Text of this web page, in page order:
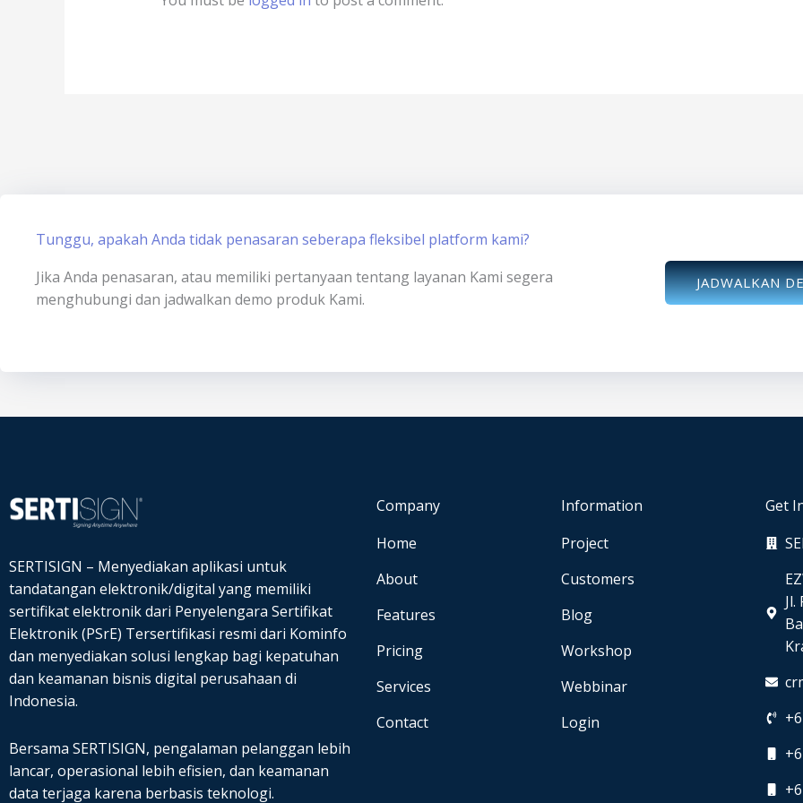
Tunggu, apakah Anda tidak penasaran seberapa fleksibel platform kami?
Jika Anda penasaran, atau memiliki pertanyaan tentang layanan Kami segera
menghubungi dan jadwalkan demo produk Kami.
JADWALKAN
SERTISIGN – Menyediakan aplikasi untuk
tandatangan elektronik/digital yang memiliki
sertifikat elektronik dari Penyelengara Sertifikat
Elektronik (PSrE) Tersertifikasi resmi dari Kominfo
dan menyediakan solusi lengkap bagi kepatuhan
dan keamanan bisnis digital perusahaan di
Indonesia.
Bersama SERTISIGN, pengalaman pelanggan lebih
lancar, operasional lebih efisien, dan keamanan
data terjaga karena berbasis teknologi.
Company
Home
About
Features
Pricing
Services
Contact
Information
Project
Customers
Blog
Workshop
Webbinar
Login
Get